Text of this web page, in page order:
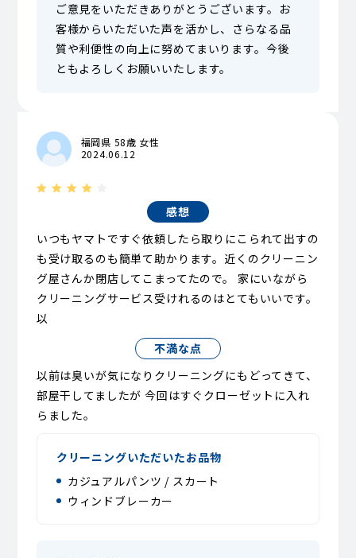
ご意見をいただきありがとうございます。お
客様からいただいた声を活かし、さらなる品
質や利便性の向上に努めてまいります。今後
ともよろしくお願いいたします。
福岡県 58歳 女性
2024.06.12
感想
いつもヤマトですぐ依頼したら取りにこられて出すの
も受け取るのも簡単て助かります。近くのクリーニン
グ屋さんか閉店してこまってたので。 家にいながら
クリーニングサービス受けれるのはとてもいいです。
以
不満な点
以前は臭いが気になりクリーニングにもどってきて、
部屋干してましたが 今回はすぐクローゼットに入れ
らました。
クリーニングいただいたお品物
カジュアルパンツ / スカート
ウィンドブレーカー